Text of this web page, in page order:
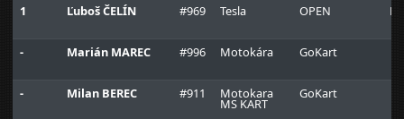
1 Ľuboš ČELÍN #969 Tesla OPEN
- Marián MAREC #996 Motokára GoKart
- Milan BEREC #911 Motokara
MS KART
GoKart